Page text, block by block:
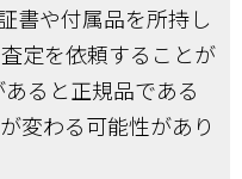
書や付属品を所持し
定を依頼することが
ると正規品である
変わる可能性があり